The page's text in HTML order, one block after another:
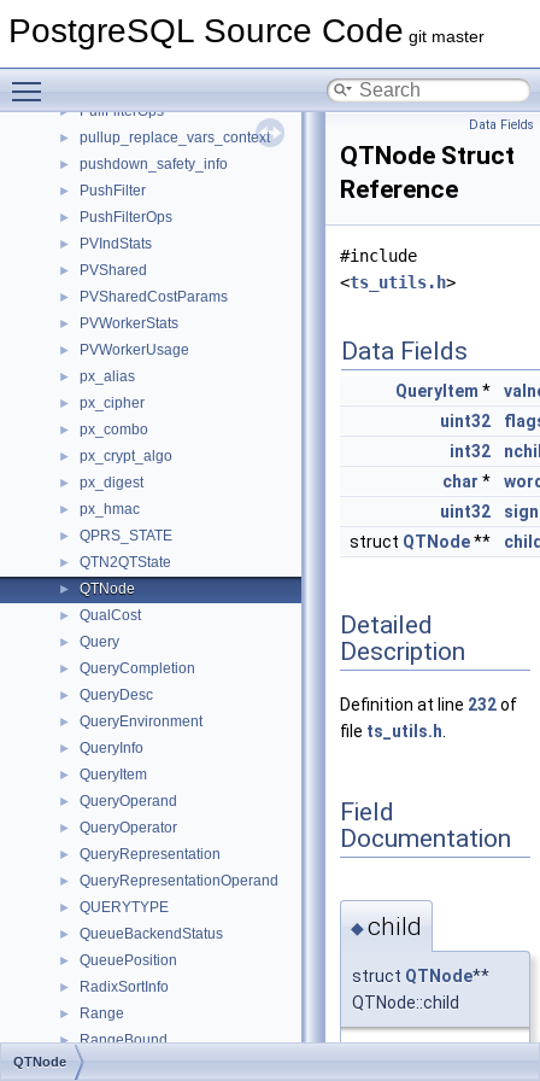
PostgreSQL Source Code git master
► pull_varnos_context
► PullFilterOps
► pullup_replace_vars_context
► pushdown_safety_info
► PushFilter
► PushFilterOps
► PVIndStats
► PVShared
► PVSharedCostParams
► PVWorkerStats
► PVWorkerUsage
► px_alias
► px_cipher
► px_combo
► px_crypt_algo
► px_digest
► px_hmac
► QPRS_STATE
► QTN2QTState
► QTNode
► QualCost
► Query
► QueryCompletion
► QueryDesc
► QueryEnvironment
► QueryInfo
► QueryItem
► QueryOperand
► QueryOperator
► QueryRepresentation
► QueryRepresentationOperand
► QUERYTYPE
► QueueBackendStatus
► QueuePosition
► RadixSortInfo
► Range
► RangeBound
► RangeBox
Data Fields
QTNode Struct
Reference
#include
<ts_utils.h>
Data Fields
QueryItem *
uint32
int32
char *
uint32
sign
struct QTNode**
Detailed
Description
Definition at line 232of
file ts_utils.h
Field
Documentation
◆child
struct QTNode**
QTNode::child
QTNode